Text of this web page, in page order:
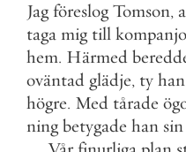
Jag föreslog Tomson,
taga mig till
hem. Härmed
oväntad glädje, ty han
högre. Med tårade
ning betygade han sin